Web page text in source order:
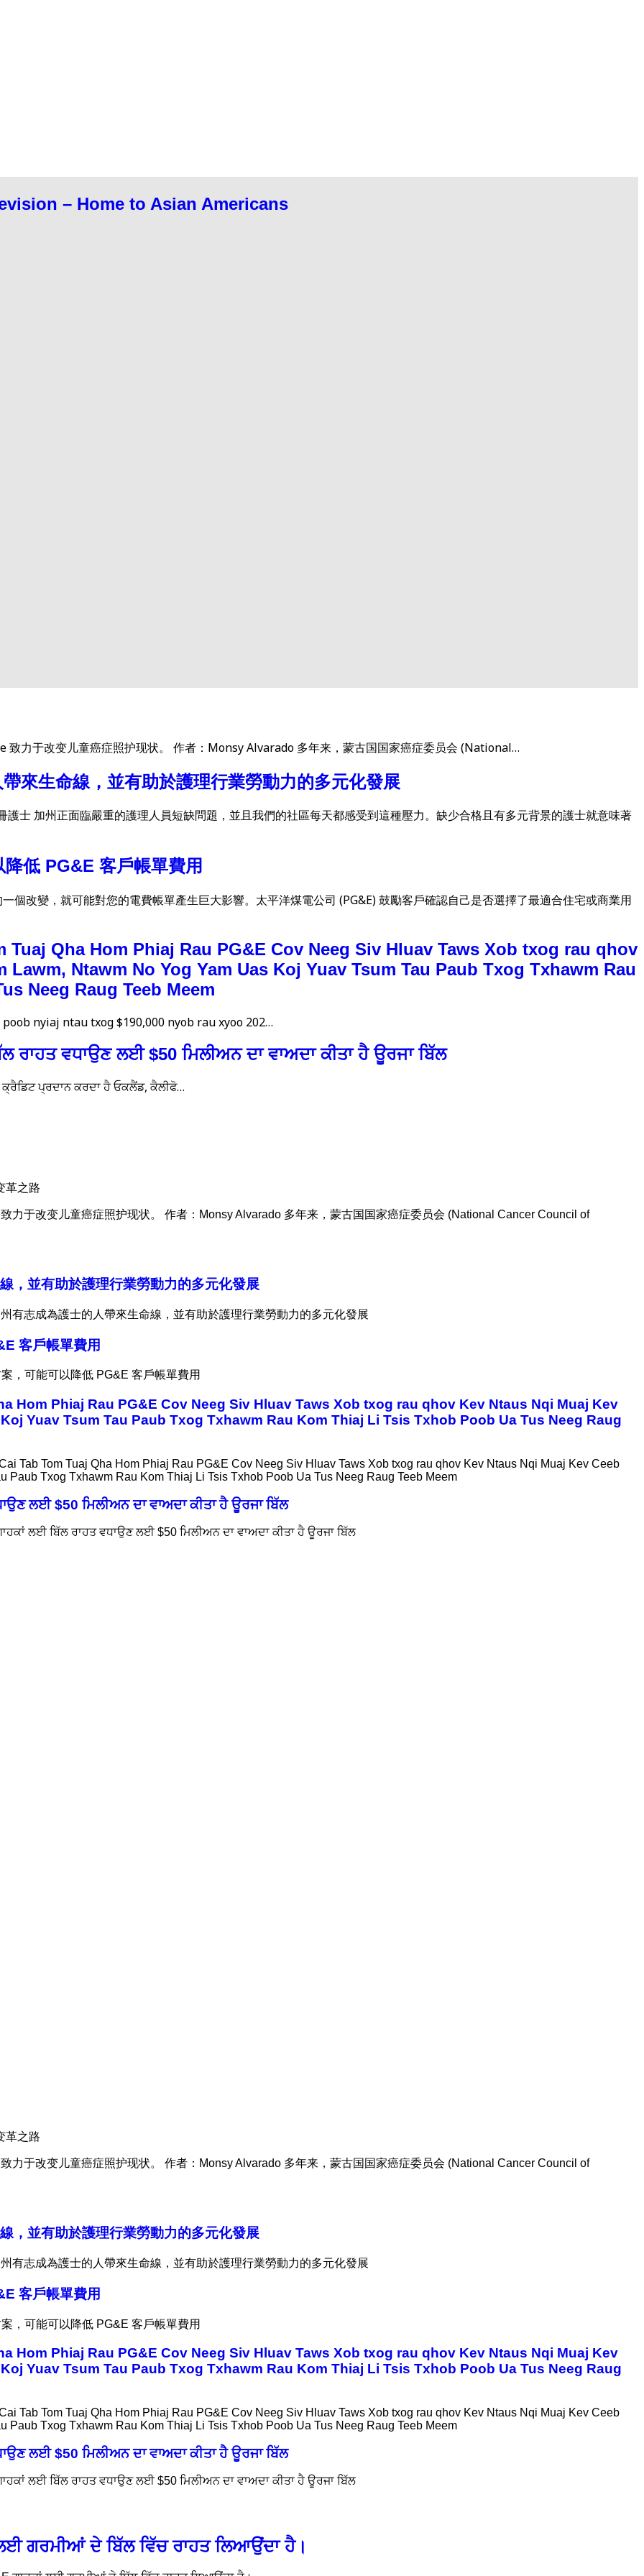
– Home to Asian Americans
力于改变儿童癌症照护现状。 作者：Monsy Alvarado 多年来，蒙古国国家癌症委员会 (National…
來生命線，並有助於護理行業勞動力的多元化發展
士 加州正面臨嚴重的護理人員短缺問題，並且我們的社區每天都感受到這種壓力。缺少合格且有多元背景的護士就意味著
低 PG&E 客戶帳單費用
個改變，就可能對您的電費帳單產生巨大影響。太平洋煤電公司 (PG&E) 鼓勵客戶確認自己是否選擇了最適合住宅或商業用
Tuaj Qha Hom Phiaj Rau PG&E Cov Neeg Siv Hluav Taws Xob txog rau qhov
Lawm, Ntawm No Yog Yam Uas Koj Yuav Tsum Tau Paub Txog Txhawm Rau
Neeg Raug Teeb Meem
nyiaj ntau txog $190,000 nyob rau xyoo 202…
ਰਾਹਤ ਵਧਾਉਣ ਲਈ $50 ਮਿਲੀਅਨ ਦਾ ਵਾਅਦਾ ਕੀਤਾ ਹੈ ਊਰਜਾ ਬਿੱਲ
ਪ੍ਰਦਾਨ ਕਰਦਾ ਹੈ ਓਕਲੈਂਡ, ਕੈਲੀਫੋ…
革之路
力于改变儿童癌症照护现状。 作者：Monsy Alvarado 多年来，蒙古国国家癌症委员会 (National Cancer Council of
，並有助於護理行業勞動力的多元化發展
有志成為護士的人帶來生命線，並有助於護理行業勞動力的多元化發展
客戶帳單費用
，可能可以降低 PG&E 客戶帳單費用
Hom Phiaj Rau PG&E Cov Neeg Siv Hluav Taws Xob txog rau qhov Kev Ntaus Nqi Muaj Kev
Yuav Tsum Tau Paub Txog Txhawm Rau Kom Thiaj Li Tsis Txhob Poob Ua Tus Neeg Raug
Tab Tom Tuaj Qha Hom Phiaj Rau PG&E Cov Neeg Siv Hluav Taws Xob txog rau qhov Kev Ntaus Nqi Muaj Kev Ceeb
Paub Txog Txhawm Rau Kom Thiaj Li Tsis Txhob Poob Ua Tus Neeg Raug Teeb Meem
ਲਈ $50 ਮਿਲੀਅਨ ਦਾ ਵਾਅਦਾ ਕੀਤਾ ਹੈ ਊਰਜਾ ਬਿੱਲ
ਲਈ ਬਿੱਲ ਰਾਹਤ ਵਧਾਉਣ ਲਈ $50 ਮਿਲੀਅਨ ਦਾ ਵਾਅਦਾ ਕੀਤਾ ਹੈ ਊਰਜਾ ਬਿੱਲ
革之路
力于改变儿童癌症照护现状。 作者：Monsy Alvarado 多年来，蒙古国国家癌症委员会 (National Cancer Council of
，並有助於護理行業勞動力的多元化發展
有志成為護士的人帶來生命線，並有助於護理行業勞動力的多元化發展
客戶帳單費用
，可能可以降低 PG&E 客戶帳單費用
Hom Phiaj Rau PG&E Cov Neeg Siv Hluav Taws Xob txog rau qhov Kev Ntaus Nqi Muaj Kev
Yuav Tsum Tau Paub Txog Txhawm Rau Kom Thiaj Li Tsis Txhob Poob Ua Tus Neeg Raug
Tab Tom Tuaj Qha Hom Phiaj Rau PG&E Cov Neeg Siv Hluav Taws Xob txog rau qhov Kev Ntaus Nqi Muaj Kev Ceeb
Paub Txog Txhawm Rau Kom Thiaj Li Tsis Txhob Poob Ua Tus Neeg Raug Teeb Meem
ਲਈ $50 ਮਿਲੀਅਨ ਦਾ ਵਾਅਦਾ ਕੀਤਾ ਹੈ ਊਰਜਾ ਬਿੱਲ
ਲਈ ਬਿੱਲ ਰਾਹਤ ਵਧਾਉਣ ਲਈ $50 ਮਿਲੀਅਨ ਦਾ ਵਾਅਦਾ ਕੀਤਾ ਹੈ ਊਰਜਾ ਬਿੱਲ
ਗਰਮੀਆਂ ਦੇ ਬਿੱਲ ਵਿੱਚ ਰਾਹਤ ਲਿਆਉਂਦਾ ਹੈ।